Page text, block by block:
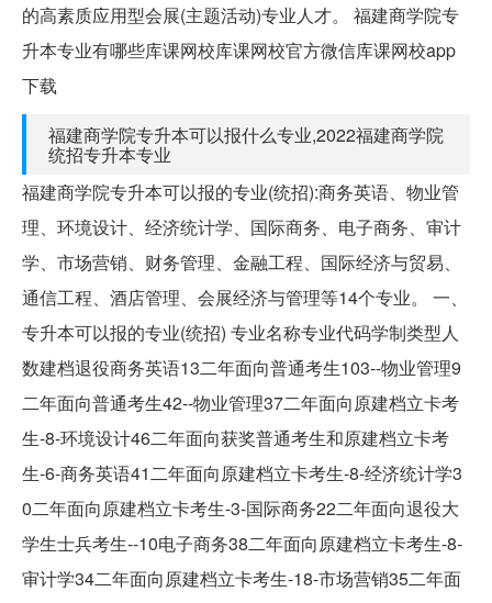
的高素质应用型会展(主题活动)专业人才。 福建商学院专
升本专业有哪些库课网校库课网校官方微信库课网校app
下载
福建商学院专升本可以报什么专业,2022福建商学院
统招专升本专业
福建商学院专升本可以报的专业(统招):商务英语、物业管
理、环境设计、经济统计学、国际商务、电子商务、审计
学、市场营销、财务管理、金融工程、国际经济与贸易、
通信工程、酒店管理、会展经济与管理等14个专业。 一、
专升本可以报的专业(统招) 专业名称专业代码学制类型人
数建档退役商务英语13二年面向普通考生103--物业管理9
二年面向普通考生42--物业管理37二年面向原建档立卡考
生-8-环境设计46二年面向获奖普通考生和原建档立卡考
生-6-商务英语41二年面向原建档立卡考生-8-经济统计学3
0二年面向原建档立卡考生-3-国际商务22二年面向退役大
学生士兵考生--10电子商务38二年面向原建档立卡考生-8-
审计学34二年面向原建档立卡考生-18-市场营销35二年面